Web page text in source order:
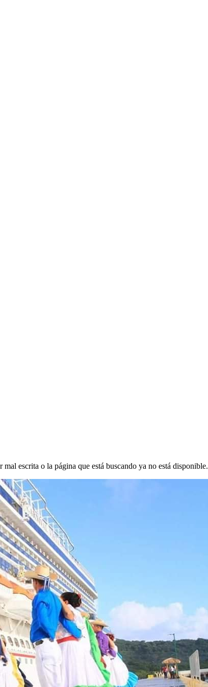
escrita o la página que está buscando ya no está disponible.